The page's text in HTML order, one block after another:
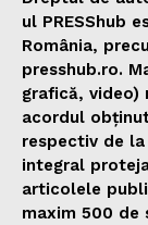
ul PRESShub
România,
presshub.ro.
grafică,
acordul
respectiv de
integral
articolele
maxim 500 de